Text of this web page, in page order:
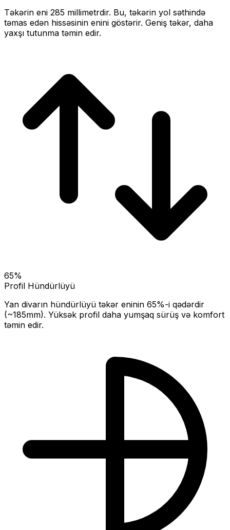
Təkərin eni 285 millimetrdir. Bu, təkərin yol səthində
təmas edən hissəsinin enini göstərir. Geniş təkər, daha
yaxşı tutunma təmin edir.
65%
Profil Hündürlüyü
Yan divarın hündürlüyü təkər eninin 65%-i qədərdir
(~185mm). Yüksək profil daha yumşaq sürüş və komfort
təmin edir.